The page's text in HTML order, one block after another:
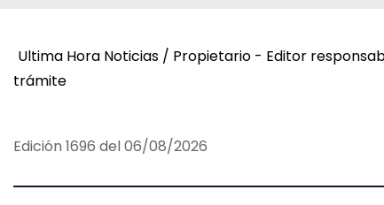
g
c
i
Ultima Hora Noticias / Propietario - Editor
trámite
Edición 1696 del 06/08/2026